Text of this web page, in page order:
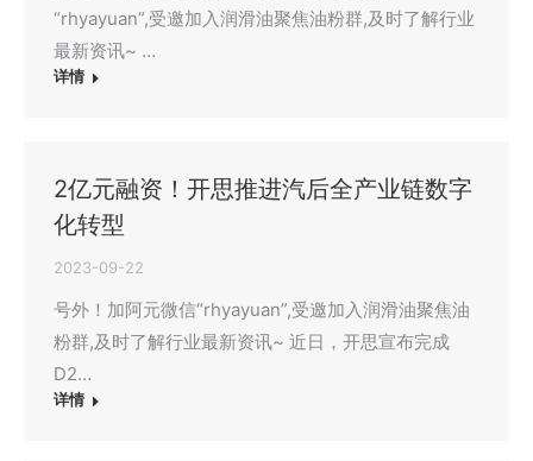
“rhyayuan”,受邀加入润滑油聚焦油粉群,及时了解行业
最新资讯~ …
详情
2亿元融资！开思推进汽后全产业链数字
化转型
2023-09-22
号外！加阿元微信“rhyayuan”,受邀加入润滑油聚焦油
粉群,及时了解行业最新资讯~ 近日，开思宣布完成
D2…
详情